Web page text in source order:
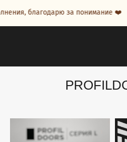
благодарю за понимание ❤️